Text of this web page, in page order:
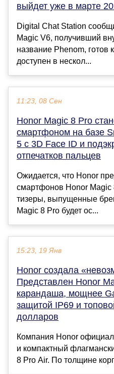
выйдет уже в марте
Digital Chat Station
Magic V6, получивший
название Phenom, готов
доступен в нескол...
11:23, 08 Сен
Honor Magic 8 Pro
смартфоном на базе
5 с 3D Face ID и
отпечатков пальцев
Ожидается, что Honor
смартфонов Honor Magic
тизеры, выпущенные
Magic 8 Pro будет ос...
15:23, 19 Янв
Honor создала
Представлен Honor
карандаша, мощнее
защитой IP69 и
долларов
Компания Honor
и компактный
8 Pro Air. По толщине